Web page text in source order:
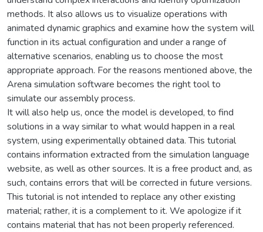
methods. It also allows us to visualize operations with
animated dynamic graphics and examine how the system will
function in its actual configuration and under a range of
alternative scenarios, enabling us to choose the most
appropriate approach. For the reasons mentioned above, the
Arena simulation software becomes the right tool to
simulate our assembly process.
It will also help us, once the model is developed, to find
solutions in a way similar to what would happen in a real
system, using experimentally obtained data. This tutorial
contains information extracted from the simulation language
website, as well as other sources. It is a free product and, as
such, contains errors that will be corrected in future versions.
This tutorial is not intended to replace any other existing
material; rather, it is a complement to it. We apologize if it
contains material that has not been properly referenced.